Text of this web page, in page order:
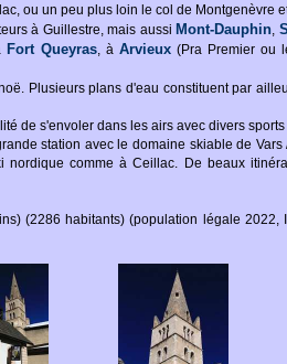
ou un peu plus loin le col de Montgenèvre
à Guillestre, mais aussi Mont-Dauphin,
Fort Queyras, à Arvieux(Pra Premier ou
Plusieurs plans d'eau constituent par
de s'envoler dans les airs avec divers
station avec le domaine skiable de
comme à Ceillac. De beaux
(2286 habitants) (population légale 2022,